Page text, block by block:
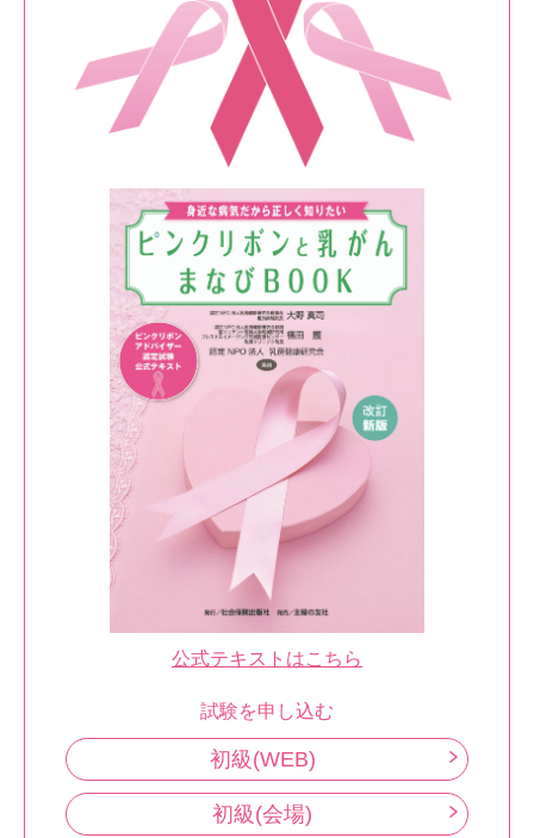
公式テキストはこちら
試験を申し込む
初級(WEB)
初級(会場)